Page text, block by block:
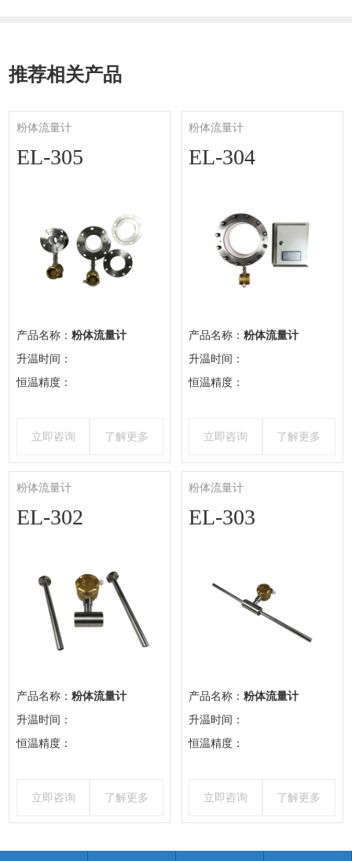
推荐相关产品
粉体流量计
EL-305
产品名称： 粉体流量计
升温时间：
恒温精度：
立即咨询 了解更多
粉体流量计
EL-304
产品名称：粉体流量计
升温时间：
恒温精度：
立即咨询 了解更多
粉体流量计
EL-302
产品名称： 粉体流量计
升温时间：
恒温精度：
立即咨询 了解更多
粉体流量计
EL-303
产品名称：粉体流量计
升温时间：
恒温精度：
立即咨询 了解更多